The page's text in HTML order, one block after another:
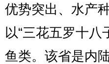
优势突出、水产
以“三花五罗十八
鱼类。该省是内